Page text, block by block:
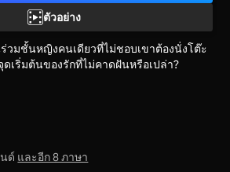
ตัวอย่าง
วมชั้นหญิงคนเดียวที่ไม่ชอบเขาต้องนั่งโต๊ะ
ดเริ่มต้นของรักที่ไม่คาดฝันหรือเปล่า?
ด์ และอีก 8 ภาษา